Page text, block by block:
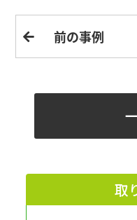
前の事例
取